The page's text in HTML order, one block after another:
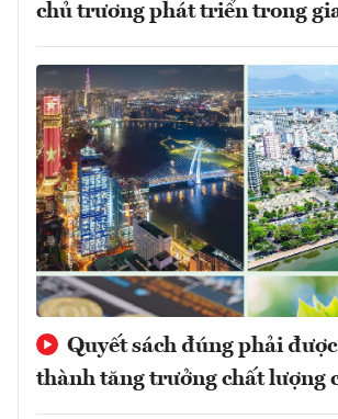
chủ trương phát triển trong
Quyết sách đúng phải
thành tăng trưởng chất lượng